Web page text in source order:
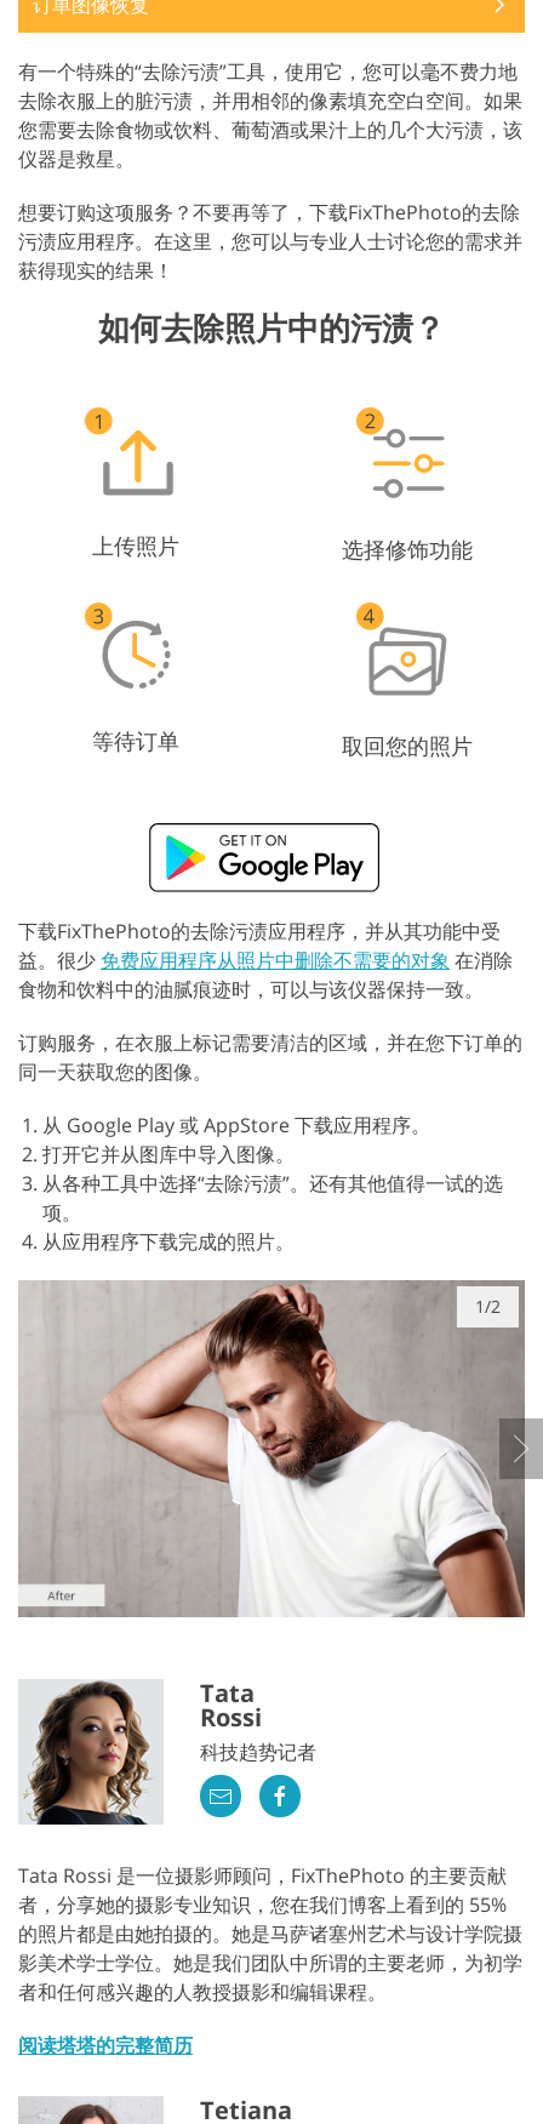
有一个特殊的“去除污渍”工具，使用它，您可以毫不费力地
去除衣服上的脏污渍，并用相邻的像素填充空白空间。如果
您需要去除食物或饮料、葡萄酒或果汁上的几个大污渍，该
仪器是救星。
想要订购这项服务？不要再等了，下载FixThePhoto的去除
污渍应用程序。在这里，您可以与专业人士讨论您的需求并
获得现实的结果！
如何去除照片中的污渍？
上传照片 选择修饰功能
等待订单 取回您的照片
下载FixThePhoto的去除污渍应用程序，并从其功能中受
益。很少 免费应用程序从照片中删除不需要的对象 在消除
食物和饮料中的油腻痕迹时，可以与该仪器保持一致。
订购服务，在衣服上标记需要清洁的区域，并在您下订单的
同一天获取您的图像。
从 Google Play 或 AppStore 下载应用程序。
打开它并从图库中导入图像。
从各种工具中选择“去除污渍”。还有其他值得一试的选
项。
从应用程序下载完成的照片。
1/2
Tata
Rossi
科技趋势记者
Tata Rossi 是一位摄影师顾问，FixThePhoto 的主要贡献
者，分享她的摄影专业知识，您在我们博客上看到的 55%
的照片都是由她拍摄的。她是马萨诸塞州艺术与设计学院摄
影美术学士学位。她是我们团队中所谓的主要老师，为初学
者和任何感兴趣的人教授摄影和编辑课程。
阅读塔塔的完整简历
Tetiana